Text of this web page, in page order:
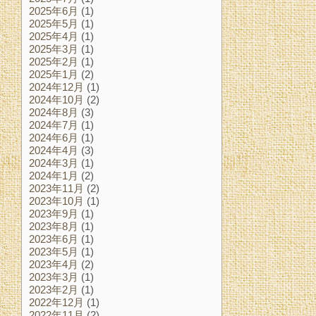
2025年6月 (1)
2025年5月 (1)
2025年4月 (1)
2025年3月 (1)
2025年2月 (1)
2025年1月 (2)
2024年12月 (1)
2024年10月 (2)
2024年8月 (3)
2024年7月 (1)
2024年6月 (1)
2024年4月 (3)
2024年3月 (1)
2024年1月 (2)
2023年11月 (2)
2023年10月 (1)
2023年9月 (1)
2023年8月 (1)
2023年6月 (1)
2023年5月 (1)
2023年4月 (2)
2023年3月 (1)
2023年2月 (1)
2022年12月 (1)